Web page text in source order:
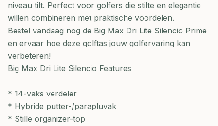
niveau tilt. Perfect voor golfers die stilte en elegantie
willen combineren met praktische voordelen.
Bestel vandaag nog de Big Max Dri Lite Silencio Prime
en ervaar hoe deze golftas jouw golfervaring kan
verbeteren!
Big Max Dri Lite Silencio Features
* 14-vaks verdeler
* Hybride putter-/parapluvak
* Stille organizer-top